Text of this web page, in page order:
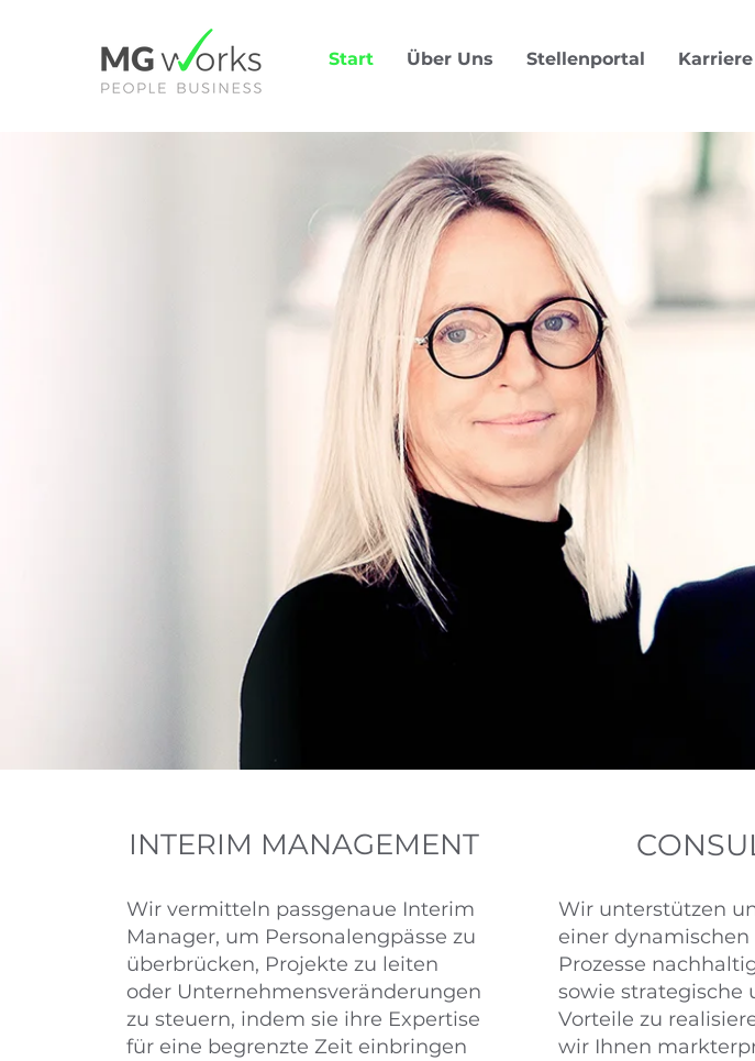
Start Über Uns Stellenportal Karriere
INTERIM MANAGEMENT
Wir vermitteln passgenaue Interim
Manager, um Personalengpässe zu
überbrücken, Projekte zu leiten
oder Unternehmensveränderungen
zu steuern, indem sie ihre Expertise
für eine begrenzte Zeit einbringen
Wir unterstützen
einer
Prozesse
sowie strategische
Vorteile zu
wir Ihnen